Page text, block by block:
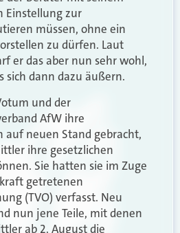
Einstellung zur
müssen, ohne ein
zu dürfen. Laut
er das aber nun sehr wohl,
sich dann dazu äußern.
und der
AfW ihre
auf neuen Stand gebracht,
ihre gesetzlichen
Sie hatten sie im Zuge
getretenen
(TVO) verfasst. Neu
nun jene Teile, mit denen
ab 2. August die